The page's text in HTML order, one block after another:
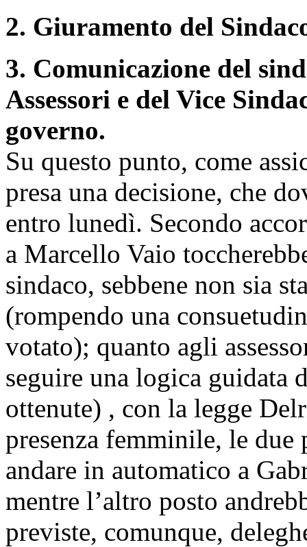
2. Giuramento del
3. Comunicazione del
Assessori e del Vice
governo.
Su questo punto, come
presa una decisione, che
entro lunedì. Secondo
a Marcello Vaio
sindaco, sebbene non sia
(rompendo una
votato); quanto agli
seguire una logica guidata
ottenute) , con la legge
presenza femminile, le due
andare in automatico a
mentre l’altro posto
previste, comunque,